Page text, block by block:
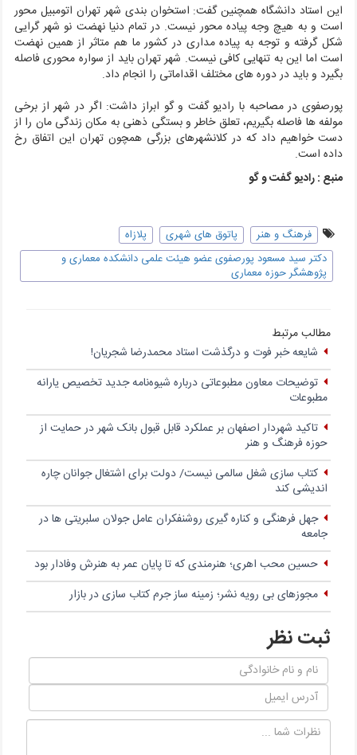
این استاد دانشگاه همچنین گفت: استخوان بندی شهر تهران اتومبیل محور
است و به هیچ وجه پیاده محور نیست. در تمام دنیا نهضت نو شهر گرایی
شکل گرفته و توجه به پیاده مداری در کشور ما هم متاثر از همین نهضت
است اما این به تنهایی کافی نیست. شهر تهران باید از سواره محوری فاصله
بگیرد و باید در دوره های مختلف اقداماتی را انجام داد.
پورصفوی در مصاحبه با رادیو گفت و گو ابراز داشت: اگر در شهر از برخی
مولفه ها فاصله بگیریم، تعلق خاطر و بستگی ذهنی به مکان زندگی مان را از
دست خواهیم داد که در کلانشهرهای بزرگی همچون تهران این اتفاق رخ
داده است.
منبع : رادیو گفت و گو
فرهنگ و هنر پاتوق های شهری
پلازاه
دکتر سید مسعود پورصفوی عضو هیئت علمی دانشکده معماری و
پژوهشگر حوزه معماری
مطالب مرتبط
شایعه خبر فوت و درگذشت استاد محمدرضا شجریان!
توضیحات معاون مطبوعاتی درباره شیوه‌نامه جدید تخصیص یارانه
مطبوعات
تاکید شهردار اصفهان بر عملکرد قابل قبول بانک شهر در حمایت از
حوزه فرهنگ و هنر
کتاب سازی شغل سالمی نیست/ دولت برای اشتغال جوانان چاره
اندیشی کند
جهل فرهنگی و کناره گیری روشنفکران عامل جولان سلبریتی ها در
جامعه
حسین محب اهری؛ هنرمندی که تا پایان عمر به هنرش وفادار بود
مجوزهای بی رویه نشر؛ زمینه ساز جرم کتاب سازی در بازار
ثبت نظر